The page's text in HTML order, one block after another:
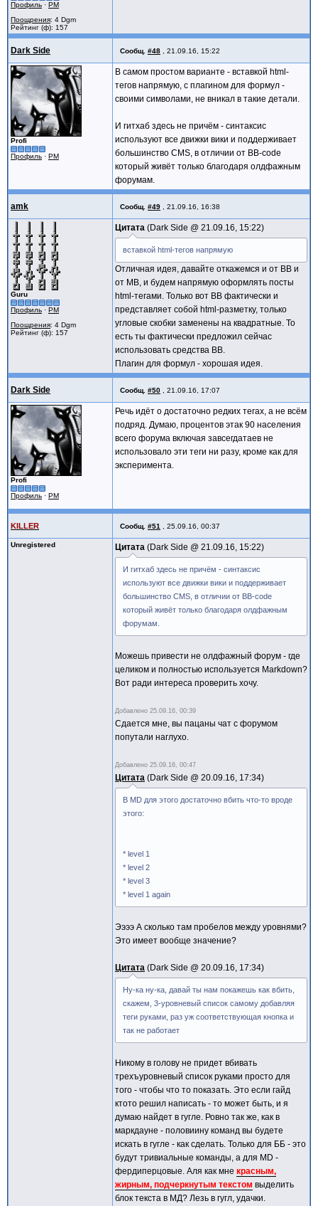
Профиль · PM
Поощрения: 4 Dgm
Рейтинг (ф): 157
Dark Side Сообщ. #48 21.09.16, 15:22
Profi
Профиль · PM
В самом простом варианте - вставкой html-
тегов напрямую, с плагином для формул -
своими символами, не вникал в такие детали.
И гитхаб здесь не причём - синтаксис
используют все движки вики и поддерживает
большинство CMS, в отличии от BB-code
который живёт только благодаря олдфажным
форумам.
amk Сообщ. #49 21.09.16, 16:38
Guru
Профиль · PM
Поощрения: 4 Dgm
Рейтинг (ф): 157
Цитата Dark Side @ 21.09.16, 15:22
вставкой html-тегов напрямую
Отличная идея, давайте откажемся и от BB и
от МВ, и будем напрямую оформлять посты
html-тегами. Только вот BB фактически и
представляет собой html-разметку, только
угловые скобки заменены на квадратные. То
есть ты фактически предложил сейчас
использовать средства BB.
Плагин для формул - хорошая идея.
Dark Side Сообщ. #50 21.09.16, 17:07
Profi
Профиль · PM
Речь идёт о достаточно редких тегах, а не всём
подряд. Думаю, процентов этак 90 населения
всего форума включая завсегдатаев не
использовало эти теги ни разу, кроме как для
эксперимента.
KILLER Сообщ. #51 25.09.16, 00:37
Unregistered Цитата Dark Side @ 21.09.16, 15:22
И гитхаб здесь не причём - синтаксис
используют все движки вики и поддерживает
большинство CMS, в отличии от BB-code
который живёт только благодаря олдфажным
форумам.
Можешь привести не олдфажный форум - где
целиком и полностью используется Markdown?
Вот ради интереса проверить хочу.
Добавлено 25.09.16, 00:39
Сдается мне, вы пацаны чат с форумом
попутали наглухо.
Добавлено 25.09.16, 00:47
Цитата Dark Side @ 20.09.16, 17:34
В MD для этого достаточно вбить что-то вроде
этого:
* level 1
* level 2
* level 3
* level 1 again
Ээээ А сколько там пробелов между уровнями?
Это имеет вообще значение?
Цитата Dark Side @ 20.09.16, 17:34
Ну-ка ну-ка, давай ты нам покажешь как вбить,
скажем, 3-уровневый список самому добавляя
теги руками, раз уж соответствующая кнопка и
так не работает
Никому в голову не придет вбивать
трехъуровневый список руками просто для
того - чтобы что то показать. Это если гайд
ктото решил написать - то может быть, и я
думаю найдет в гугле. Ровно так же, как в
маркдауне - половиину команд вы будете
искать в гугле - как сделать. Только для ББ - это
будут тривиальные команды, а для MD -
фердиперцовые. Аля как мне красным,
жирным, подчеркнутым текстом выделить
блок текста в МД? Лезь в гугл, удачки.